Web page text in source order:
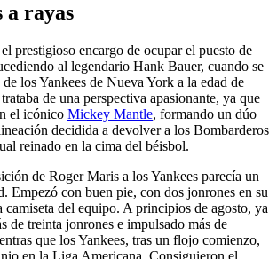
a rayas
prestigioso encargo de ocupar el puesto de
al legendario Hank Bauer, cuando se
los Yankees de Nueva York a la edad de
de una perspectiva apasionante, ya que
el icónico Mickey Mantle, formando un dúo
decidida a devolver a los Bombarderos
reinado en la cima del béisbol.
de Roger Maris a los Yankees parecía un
Empezó con buen pie, con dos jonrones en su
del equipo. A principios de agosto, ya
de treinta jonrones e impulsado más de
que los Yankees, tras un flojo comienzo,